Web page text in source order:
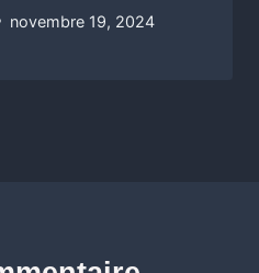
novembre 19, 2024